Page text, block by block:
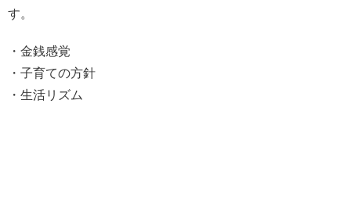
す。
・金銭感覚
・子育ての方針
・生活リズム